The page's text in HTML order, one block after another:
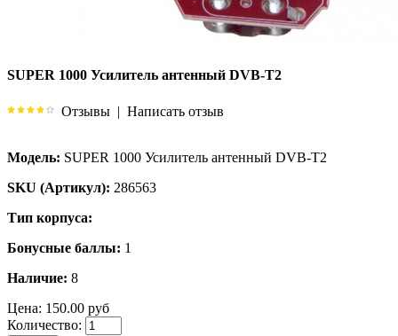
SUPER 1000 Усилитель антенный DVB-T2
Отзывы | Написать отзыв
Модель: SUPER 1000 Усилитель антенный DVB-T2
SKU (Артикул): 286563
Тип корпуса:
Бонусные баллы: 1
Наличие: 8
Цена: 150.00 руб
Количество: